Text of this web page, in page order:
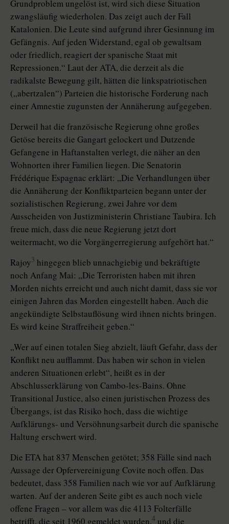
Grundproblem ungelöst ist, wird sich diese Situation
zwangsläufig wiederholen. Das zeigt auch der Fall
Katalonien. Die Leute sind aufgrund ihrer Gesinnung im
Gefängnis. Auf jeden Widerstand, egal ob gewaltsam
oder friedlich, reagiert der spanische Staat mit
Repressionen.“ Laut der ATA, die derzeit als die
radikalste Bewegung gilt, hätten die linkspatriotischen
(„abertzalen“) Parteien die historische Forderung nach
einer Amnestie zugunsten der Annäherung aufgegeben.
Derweil hat die französische Regierung ohne großes
Getöse bereits die Gangart gelockert und Dutzende
Gefangene in Haftanstalten verlegt, die näher an den
Wohnorten ihrer Familien liegen. Die Senatorin
Frédérique Es­pagnac erklärt: „Die Verhandlungen über
die Annäherung der Konfliktparteien begann unter der
sozialistischen Regierung, zwei Jahre vor dem
Ausscheiden von Justizministerin Chris­tia­ne Taubira. Ich
freue mich, dass die neue Regierung jetzt dort
weitermacht, wo die Vorgängerregierung aufgehört hat.“
Rajoy3 hingegen blieb unnachgiebig und bekräftigte
noch Anfang Mai: „Die Terroristen haben mit ihren
Morden nichts erreicht und auch nicht damit, dass sie vor
einigen Jahren das Morden eingestellt haben. Auch die
angekündigte Selbstauflösung wird ihnen nichts bringen.
Es wird keine Straffreiheit geben.“
„Wer auf einen totalen Sieg abzielt, läuft Gefahr, dass der
Konflikt neu aufflammt. Das haben wir schon in vielen
anderen Situationen erlebt“, heißt es in der
Abschlusserklärung von Cambo-les-Bains. Ohne
Transitional Jus­tice, also einen juristischen Prozess des
Übergangs, ist das Risiko hoch, dass die wichtige
Aufklärungs- und Versöhnungsarbeit durch die spanische
Haltung erschwert wird.
Die ETA hat 837 Menschen getötet; 358 Fälle sind nach
Aussage der Opfervereinigung Covite noch offen. Das
bedeutet, dass 358 Familien nach wie vor auf Aufklärung
warten. Auf der anderen Seite gibt es auch noch viele
offene Fragen – vor allem was die 4113 Folterfälle
betrifft, die seit 1960 gemeldet wur­den,4 und die